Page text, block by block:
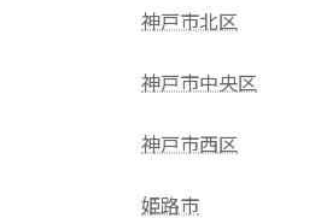
神戸市北区
神戸市中央区
神戸市西区
姫路市